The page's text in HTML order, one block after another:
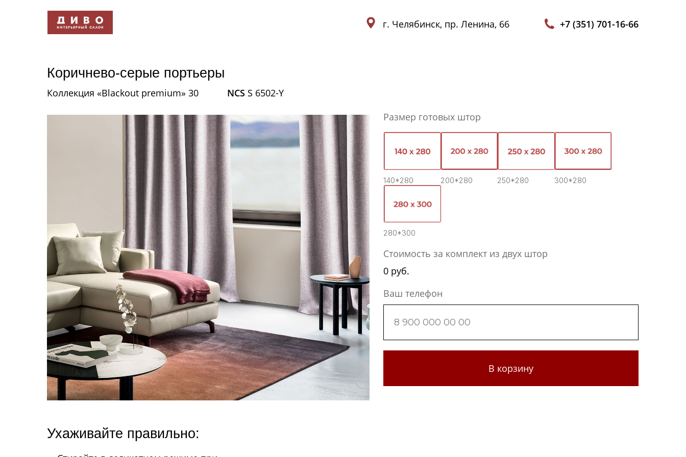
г. Челябинск, пр. Ленина, 66 +7 (351) 701-16-66
Размер готовых штор
140*280 200*280 250*280 300*280
280*300
Стоимость за комплект из двух штор
0 руб.
Ваш телефон
В корзину
Ухаживайте правильно:
Коричнево-серые портьеры
Коллекция «Blackout premium» 30 NCS S 6502-Y